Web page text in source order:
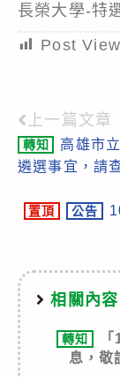
長榮大學-特
Post
Read
more
上一篇文章
轉知
高雄市
遴選事宜，請
置頂 公告
相關內容
轉知
息，敬